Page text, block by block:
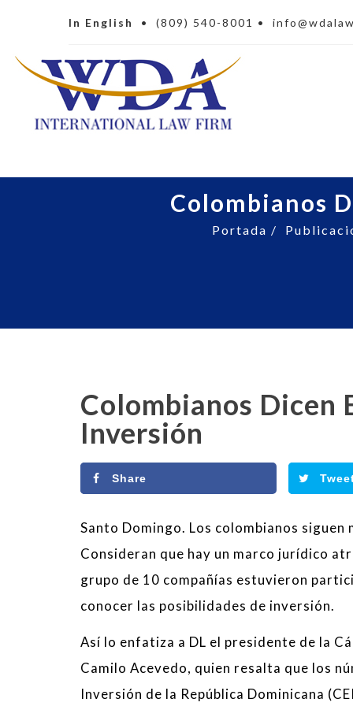
In English • (809) 540-8001 •
Colombianos
Portada /
Colombianos Dicen
Inversión
Share
Santo Domingo. Los colombianos
Consideran que hay un marco jurídico
grupo de 10 compañías estuvieron
conocer las posibilidades de inversión.
Así lo enfatiza a DL el presidente de la
Camilo Acevedo, quien resalta que los
Inversión de la República Dominicana